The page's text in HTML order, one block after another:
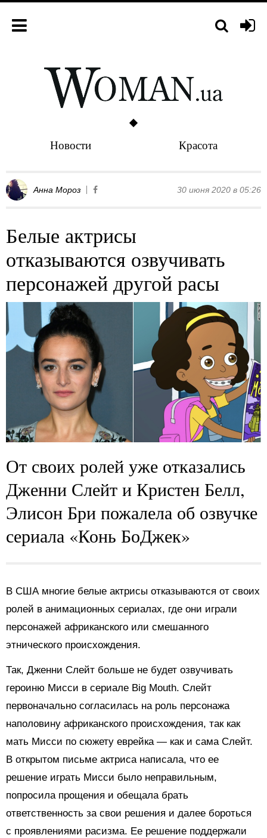
Новости Красота
Анна Мороз 30 июня 2020 в 05:26
Белые актрисы
отказываются озвучивать
персонажей другой расы
От своих ролей уже отказались
Дженни Слейт и Кристен Белл,
Элисон Бри пожалела об озвучке
сериала «Конь БоДжек»
В США многие белые актрисы отказываются от своих
ролей в анимационных сериалах, где они играли
персонажей африканского или смешанного
этнического происхождения.
Так, Дженни Слейт больше не будет озвучивать
героиню Мисси в сериале Big Mouth. Слейт
первоначально согласилась на роль персонажа
наполовину африканского происхождения, так как
мать Мисси по сюжету еврейка — как и сама Слейт.
В открытом письме актриса написала, что ее
решение играть Мисси было неправильным,
попросила прощения и обещала брать
ответственность за свои решения и далее бороться
с проявлениями расизма. Ее решение поддержали